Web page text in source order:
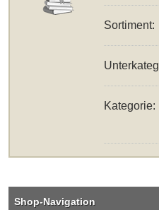
Sortiment:
Kategorie:
Shop-Navigation